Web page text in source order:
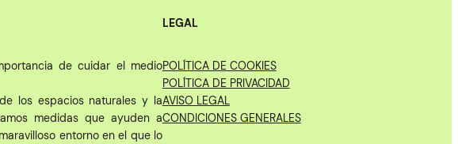
de cuidar el medio
los espacios naturales y la
medidas que ayuden a
entorno en el que lo
LEGAL
POLÍTICA DE COOKIES
POLÍTICA DE PRIVACIDAD
AVISO LEGAL
CONDICIONES GENERALES